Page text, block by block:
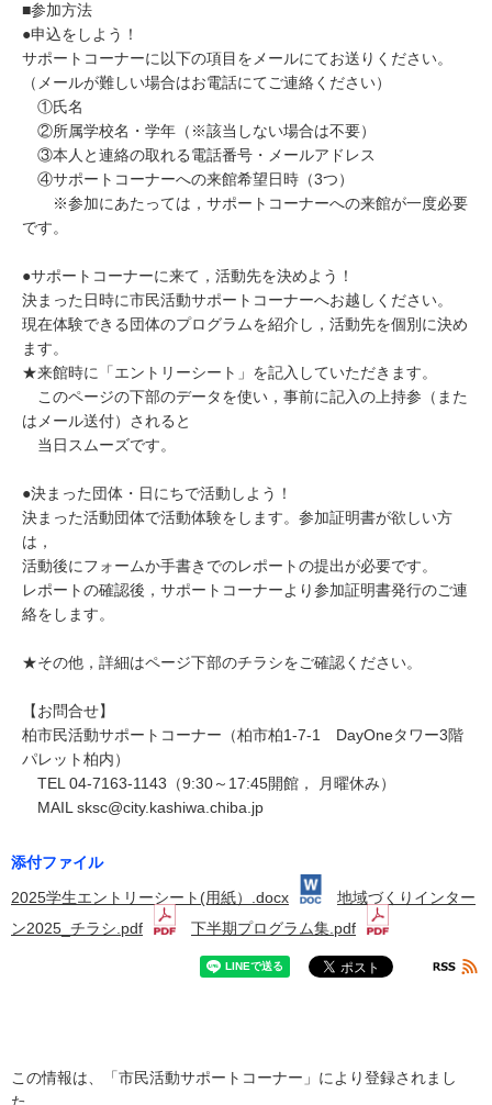
■参加方法
●申込をしよう！
サポートコーナーに以下の項目をメールにてお送りください。
（メールが難しい場合はお電話にてご連絡ください）
①氏名
②所属学校名・学年（※該当しない場合は不要）
③本人と連絡の取れる電話番号・メールアドレス
④サポートコーナーへの来館希望日時（3つ）
※参加にあたっては，サポートコーナーへの来館が一度必要
です。
●サポートコーナーに来て，活動先を決めよう！
決まった日時に市民活動サポートコーナーへお越しください。
現在体験できる団体のプログラムを紹介し，活動先を個別に決め
ます。
★来館時に「エントリーシート」を記入していただきます。
このページの下部のデータを使い，事前に記入の上持参（また
はメール送付）されると
当日スムーズです。
●決まった団体・日にちで活動しよう！
決まった活動団体で活動体験をします。参加証明書が欲しい方
は，
活動後にフォームか手書きでのレポートの提出が必要です。
レポートの確認後，サポートコーナーより参加証明書発行のご連
絡をします。
★その他，詳細はページ下部のチラシをご確認ください。
【お問合せ】
柏市民活動サポートコーナー（柏市柏1-7-1 DayOneタワー3階
パレット柏内）
TEL 04-7163-1143（9:30～17:45開館， 月曜休み）
MAIL sksc@city.kashiwa.chiba.jp
添付ファイル
2025学生エントリーシート(用紙）.docx
地域づくりインター
ン2025_チラシ.pdf
下半期プログラム集.pdf
この情報は、「市民活動サポートコーナー」により登録されまし